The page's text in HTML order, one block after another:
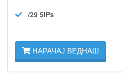
/29 5IPs
НАРАЧАЈ ВЕДНАШ